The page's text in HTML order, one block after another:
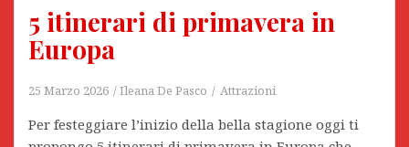
5 itinerari di primavera in
Europa
25 Marzo 2026 Ileana De Pasco Attrazioni
Per festeggiare l’inizio della bella stagione oggi ti